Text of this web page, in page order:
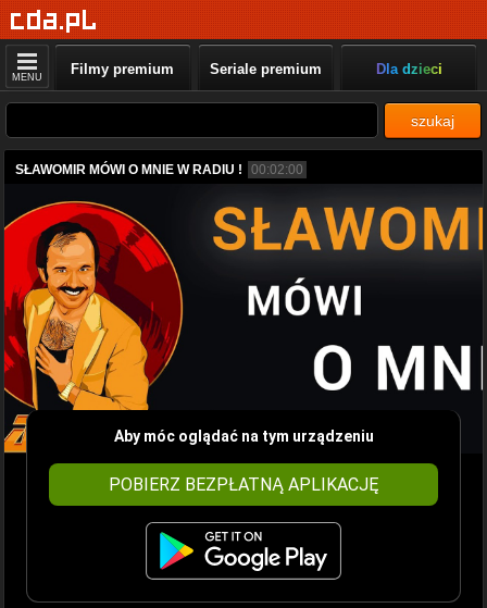
MENU Filmy premium Seriale premium Dla dzieci
szukaj
SŁAWOMIR MÓWI O MNIE W RADIU ! 00:02:00
Aby móc oglądać na tym urządzeniu
POBIERZ BEZPŁATNĄ APLIKACJĘ